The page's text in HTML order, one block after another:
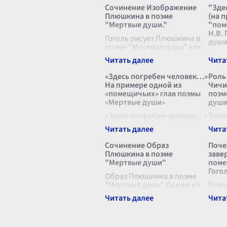
Сочинение Изображение
Плюшкина в поэме
"Мертвые души."
Гоголь рисует Плюшкина в
поэме "Мертвые души" как
одного из самых ярких и
противоречивых
персонажей. Он
представляет собой
крайнюю степень
деградации души,
достигшей стадии
абсолют...
(на
Н.В.
чей
на
лип,
кто
«Здесь погребен человек…»
На примере одной из
«помещичьих» глав поэмы
«Мертвые души»
«Здесь погребен человек…»
на примере одной из
«помещичьих» глав поэмы
«Мертвые души» Вот
широкий, обветшалый
склеп, весьма древний на
вид, и надгробие простое,
поросшее мхом. Чита...
Сочинение Образ
Плюшкина в поэме
"Мертвые души"
Образ Плюшкина в поэме
"Мертвые души" Одним из
наиболее колоритных и
запоминающихся образов в